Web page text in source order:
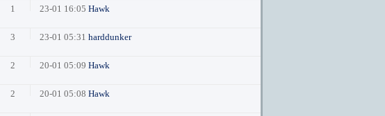
1 23-01 16:05 Hawk
3 23-01 05:31 harddunker
2 20-01 05:09 Hawk
2 20-01 05:08 Hawk